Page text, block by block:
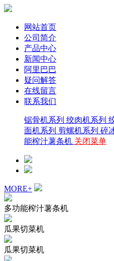
网站首页
公司简介
产品中心
新闻中心
阿里巴巴
疑问解答
在线留言
联系我们
锯骨机系列 绞肉机系列
面机系列 剪螺机系列 碎
能榨汁薯条机 关闭菜单
MORE+
多功能榨汁薯条机
瓜果切菜机
瓜果切菜机